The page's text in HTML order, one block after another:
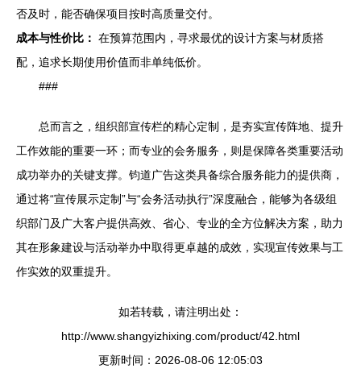
否及时，能否确保项目按时高质量交付。
成本与性价比： 在预算范围内，寻求最优的设计方案与材质搭
配，追求长期使用价值而非单纯低价。
###
总而言之，组织部宣传栏的精心定制，是夯实宣传阵地、提升
工作效能的重要一环；而专业的会务服务，则是保障各类重要活动
成功举办的关键支撑。钧道广告这类具备综合服务能力的提供商，
通过将“宣传展示定制”与“会务活动执行”深度融合，能够为各级组
织部门及广大客户提供高效、省心、专业的全方位解决方案，助力
其在形象建设与活动举办中取得更卓越的成效，实现宣传效果与工
作实效的双重提升。
如若转载，请注明出处：
http://www.shangyizhixing.com/product/42.html
更新时间：2026-08-06 12:05:03